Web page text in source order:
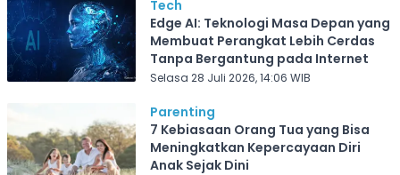
Tech
Edge AI: Teknologi Masa Depan yang
Membuat Perangkat Lebih Cerdas
Tanpa Bergantung pada Internet
Selasa 28 Juli 2026, 14:06 WIB
Parenting
7 Kebiasaan Orang Tua yang Bisa
Meningkatkan Kepercayaan Diri
Anak Sejak Dini